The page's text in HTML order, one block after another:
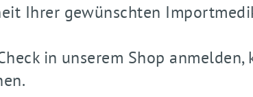
Ihrer gewünschten
in unserem Shop